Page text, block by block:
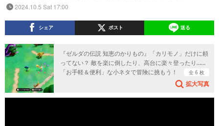
2024.10.5 Sat 17:00
シェア ポスト 送る
『ゼルダの伝説 知恵のかりもの』「カリモノ」だけに頼
ってない？ 敵を楽に倒したり、高台に楽々登ったり……
「お手軽＆便利」な小ネタで冒険に挑もう！
全 6 枚
拡大写真